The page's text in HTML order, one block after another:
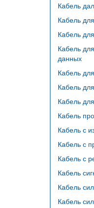
Кабель
Кабель
Кабель
Кабель
данных
Кабель
Кабель
Кабель
Кабель
Кабель с
Кабель с
Кабель с
Кабель
Кабель
Кабель